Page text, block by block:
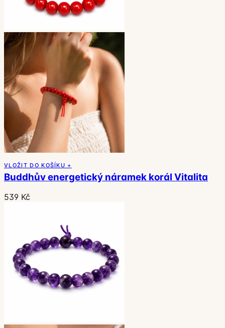
VLOŽIT DO KOŠÍKU +
Buddhův energetický náramek korál Vitalita
539 Kč